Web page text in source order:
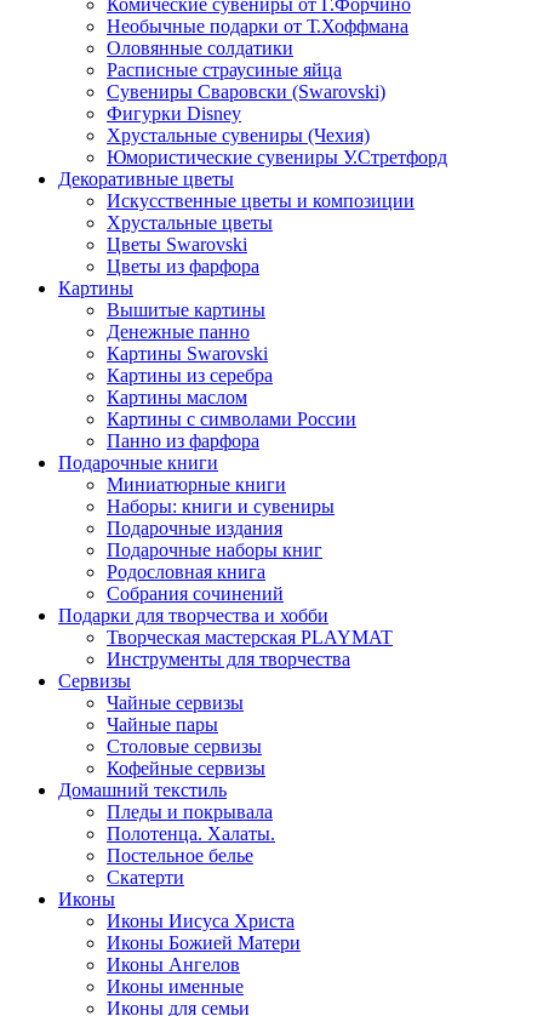
Комические сувениры от Г.Форчино
Необычные подарки от Т.Хоффмана
Оловянные солдатики
Расписные страусиные яйца
Сувениры Сваровски (Swarovski)
Фигурки Disney
Хрустальные сувениры (Чехия)
Юмористические сувениры У.Стретфорд
Декоративные цветы
Искусственные цветы и композиции
Хрустальные цветы
Цветы Swarovski
Цветы из фарфора
Картины
Вышитые картины
Денежные панно
Картины Swarovski
Картины из серебра
Картины маслом
Картины с символами России
Панно из фарфора
Подарочные книги
Миниатюрные книги
Наборы: книги и сувениры
Подарочные издания
Подарочные наборы книг
Родословная книга
Собрания сочинений
Подарки для творчества и хобби
Творческая мастерская PLAYMAT
Инструменты для творчества
Cервизы
Чайные сервизы
Чайные пары
Столовые сервизы
Кофейные сервизы
Домашний текстиль
Пледы и покрывала
Полотенца. Халаты.
Постельное белье
Скатерти
Иконы
Иконы Иисуса Христа
Иконы Божией Матери
Иконы Ангелов
Иконы именные
Иконы для семьи